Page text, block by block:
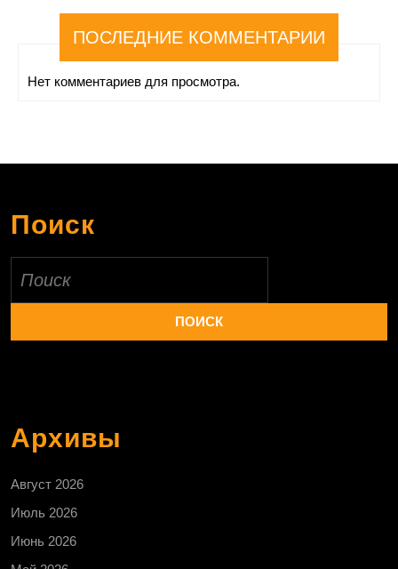
ПОСЛЕДНИЕ КОММЕНТАРИИ
Нет комментариев для просмотра.
Поиск
Архивы
Август 2026
Июль 2026
Июнь 2026